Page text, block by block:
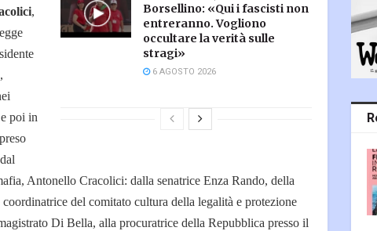
Borsellino: «Qui i fascisti non
entreranno. Vogliono
occultare la verità sulle
stragi»
6 AGOSTO 2026
,
poi in
Antonello Cracolici: dalla senatrice Enza Rando, della
del comitato cultura della legalità e protezione
Di Bella, alla procuratrice della Repubblica presso il